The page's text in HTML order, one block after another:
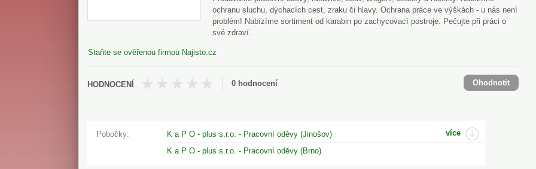
ochranu sluchu, dýchacích cest, zraku či hlavy. Ochrana práce ve výškách - u nás není
problém! Nabízíme sortiment od karabin po zachycovací postroje. Pečujte při práci o
své zdraví.
Staňte se ověřenou firmou Najisto.cz
0 hodnocení Ohodnotit
Pobočky
K a P O - plus s.r.o. - Pracovní oděvy (Jinošov)
K a P O - plus s.r.o. - Pracovní oděvy (Brno)
více